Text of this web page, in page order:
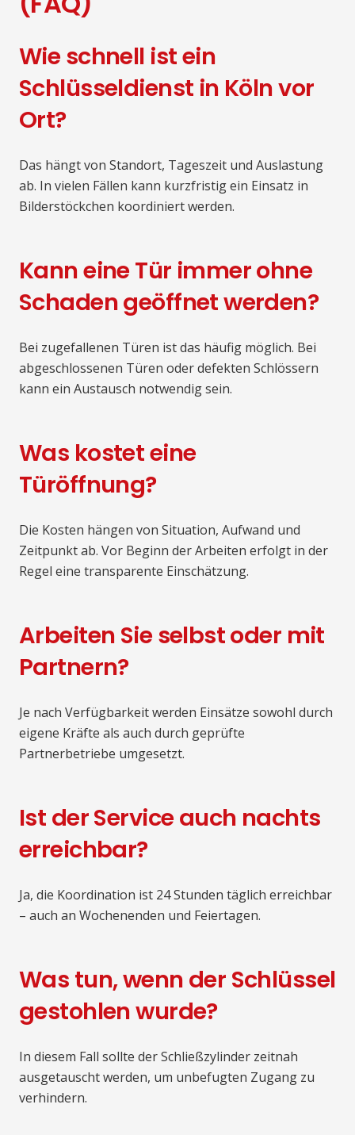
Wie schnell ist ein
Schlüsseldienst in Köln vor
Ort?
Das hängt von Standort, Tageszeit und Auslastung
ab. In vielen Fällen kann kurzfristig ein Einsatz in
Bilderstöckchen koordiniert werden.
Kann eine Tür immer ohne
Schaden geöffnet werden?
Bei zugefallenen Türen ist das häufig möglich. Bei
abgeschlossenen Türen oder defekten Schlössern
kann ein Austausch notwendig sein.
Was kostet eine
Türöffnung?
Die Kosten hängen von Situation, Aufwand und
Zeitpunkt ab. Vor Beginn der Arbeiten erfolgt in der
Regel eine transparente Einschätzung.
Arbeiten Sie selbst oder mit
Partnern?
Je nach Verfügbarkeit werden Einsätze sowohl durch
eigene Kräfte als auch durch geprüfte
Partnerbetriebe umgesetzt.
Ist der Service auch nachts
erreichbar?
Ja, die Koordination ist 24 Stunden täglich erreichbar
– auch an Wochenenden und Feiertagen.
Was tun, wenn der Schlüssel
gestohlen wurde?
In diesem Fall sollte der Schließzylinder zeitnah
ausgetauscht werden, um unbefugten Zugang zu
verhindern.